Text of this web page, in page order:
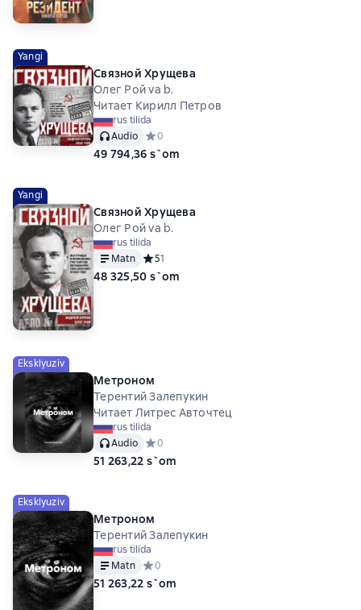
Yangi
Связной Хрущева
Олег Рой va b.
Читает Кирилл Петров
rus tilida
Audio
Средний рейтинг 0 на основе 0 оценок
0
49 794,36 s`om
Yangi
Связной Хрущева
Олег Рой va b.
rus tilida
Matn
Средний рейтинг 5 на основе 1 оценок
51
48 325,50 s`om
Eksklyuziv
Метроном
Терентий Залепукин
Читает Литрес Авточтец
rus tilida
Audio
Средний рейтинг 0 на основе 0 оценок
0
51 263,22 s`om
Eksklyuziv
Метроном
Терентий Залепукин
rus tilida
Matn
Средний рейтинг 0 на основе 0 оценок
0
51 263,22 s`om